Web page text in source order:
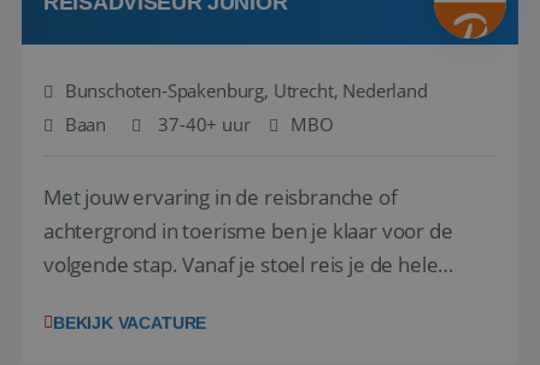
Bunschoten-Spakenburg, Utrecht, Nederland
Baan
37-40+ uur MBO
Met jouw ervaring in de reisbranche of
achtergrond in toerisme ben je klaar voor de
volgende stap. Vanaf je stoel reis je de hele
wensen van je team, je klant en wat er in de
BEKIJK VACATURE